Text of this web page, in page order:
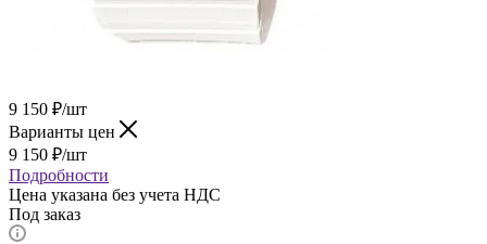
9 150 ₽/шт
Варианты цен
9 150 ₽/шт
Подробности
Цена указана без учета НДС
Под заказ